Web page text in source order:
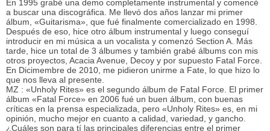
En 1995 grabé una demo completamente instrumental y comencé
a buscar una discográfica. Me llevó dos años lanzar mi primer
álbum, «Guitarisma», que fué finalmente comercializado en 1998.
Después de eso, hice otro álbum instrumental y luego conseguí
introducir en mi música a un vocalista y comenzó Section A. Más
tarde, hice un total de 3 álbumes y también grabé álbums con mis
otros proyectos, Acacia Avenue, Decoy y por supuesto Fatal Force.
En Dicimembre de 2010, me pidieron unirme a Fate, lo que hizo lo
que nos lleva al presente.
MZ : «Unholy Rites» es el segundo álbum de Fatal Force. El primer
álbum «Fatal Force» en 2006 fué un buen álbum, con buenas
críticas en la prensa especializada, pero «Unholy Rites» es, en mi
opinión, mucho mejor en cuanto a calidad, variedad, y gancho.
¿Cuáles son para tí las principales diferencias entre el primer